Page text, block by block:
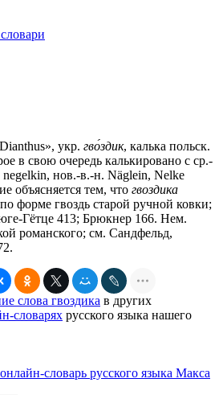
укр. гво́здик, калька польск.
в свою очередь калькировано с ср.-
нов.-в.-н. Näglein, Nelke
объясняется тем, что гвоздика
форме гвоздь старой ручной ковки;
Гётце 413; Брюкнер 166. Нем.
романского; см. Сандфельд,
слова гвоздика в других
словарях русского языка нашего
словарь русского языка Макса